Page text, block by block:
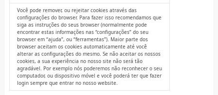
Você pode remover, ou rejeitar cookies através das
configurações do browser. Para fazer isso recomendamos que
siga as instruções do seus browser (normalmente pode
encontrar estas informações nas “configurações” do seu
browser em “ajuda”, ou “ferramentas”). Maior parte dos
browser aceitam os cookies automaticamente até você
alterar as configurações do mesmo. Se não aceitar os nossos
cookies, a sua experiência no nosso site não será tão
agradável. Por exemplo nós poderemos não reconhecer o seu
computador, ou dispositivo móvel e você poderá ter que fazer
login sempre que entrar no nosso website.